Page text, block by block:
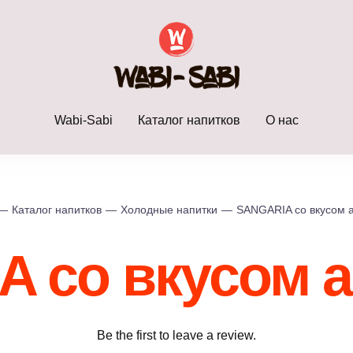
Wabi-Sabi Каталог напитков О нас
Каталог напитков — Холодные напитки — SANGARIA со вкусом
со вкусом
Be the first to leave a review.